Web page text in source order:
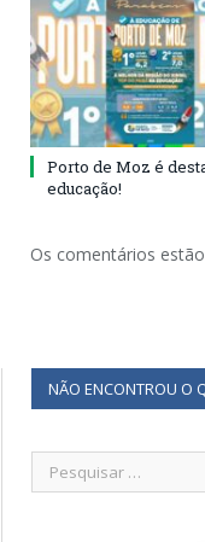
Porto de Moz é
educação!
Os comentários
NÃO ENCONTROU O